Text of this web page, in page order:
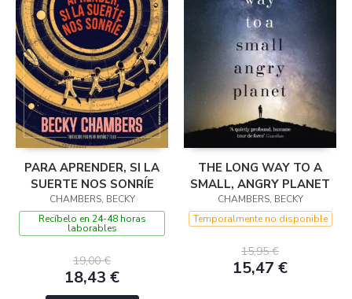
PARA APRENDER, SI LA
SUERTE NOS SONRÍE
CHAMBERS, BECKY
Recíbelo en 24-48 horas
laborables
19,00 €
18,43 €
THE LONG WAY TO A
SMALL, ANGRY PLANET
CHAMBERS, BECKY
Temporalmente no disponible
15,95 €
15,47 €